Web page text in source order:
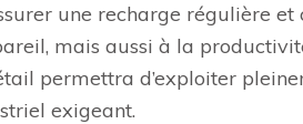
une recharge régulière et
mais aussi à la
permettra d’exploiter
exigeant.